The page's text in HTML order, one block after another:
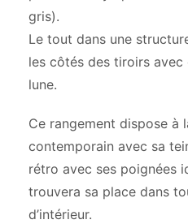
gris).
Le tout dans une
les côtés des tiroirs avec
lune.
Ce rangement dispose à
contemporain avec sa
rétro avec ses poignées
trouvera sa place dans
d’intérieur.